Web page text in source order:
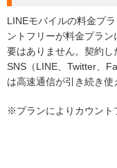
LINEモバイルの料金プ
ントフリーが料金プラ
要はありません。契約
SNS（LINE、Twitter、
は高速通信が引き続き
※プランによりカウント